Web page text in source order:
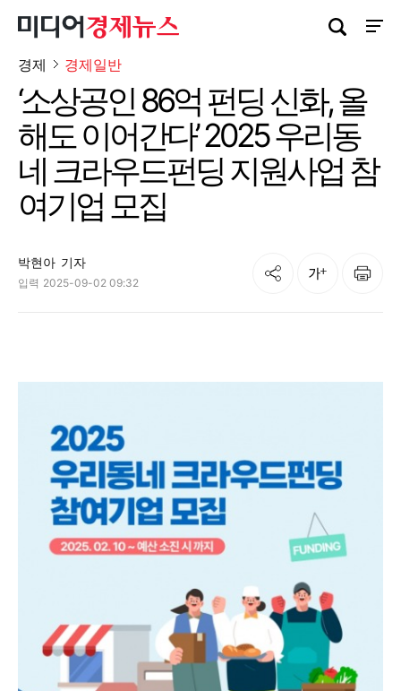
사이
검색창 열기
경제 경제일반
‘소상공인 86억 펀딩 신화, 올
해도 이어간다’ 2025 우리동
네 크라우드펀딩 지원사업 참
여기업 모집
박현아 기자
입력 2025-09-02 09:32
공유 글자크기 인쇄